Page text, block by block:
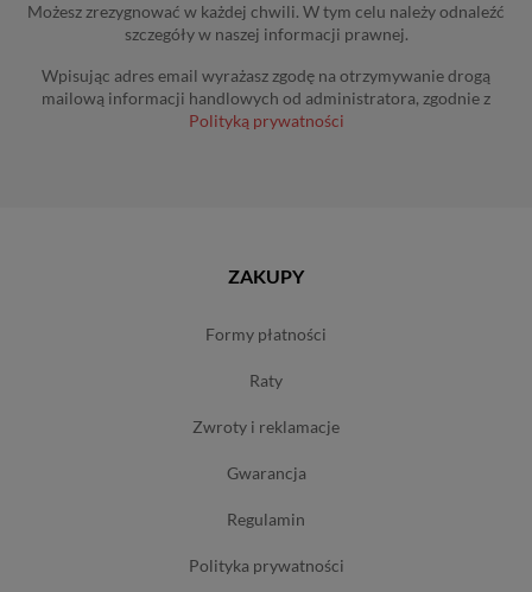
Możesz zrezygnować w każdej chwili. W tym celu należy odnaleźć
szczegóły w naszej informacji prawnej.
Wpisując adres email wyrażasz zgodę na otrzymywanie drogą
mailową informacji handlowych od administratora, zgodnie z
Polityką prywatności
ZAKUPY
formy płatności
raty
zwroty i reklamacje
gwarancja
regulamin
polityka prywatności